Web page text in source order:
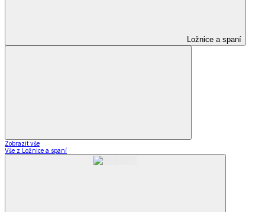
Ložnice a spaní
Zobrazit vše
Vše z Ložnice a spaní